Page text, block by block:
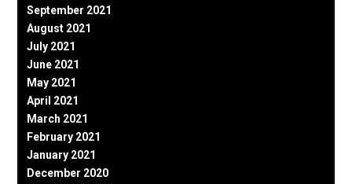
September 2021
August 2021
July 2021
June 2021
May 2021
April 2021
March 2021
February 2021
January 2021
December 2020